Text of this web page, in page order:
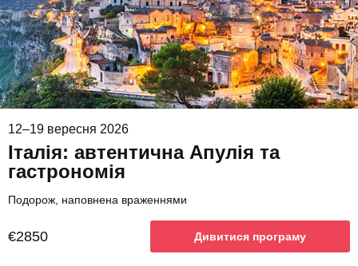
12–19 вересня 2026
Італія: автентична Апулія та
гастрономія
Подорож, наповнена враженнями
€2850 Дивитися програму